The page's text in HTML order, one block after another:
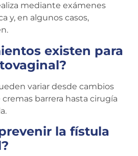
mediante exámenes
y, en algunos casos,
existen para
variar desde cambios
barrera hasta cirugía
la fístula